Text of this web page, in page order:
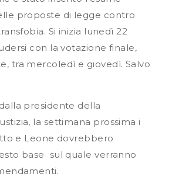
proposte di legge contro
Si inizia lunedì 22
con la votazione finale,
tra mercoledì e giovedì. Salvo
presidente della
la settimana prossima i
e Leone dovrebbero
base sul quale verranno